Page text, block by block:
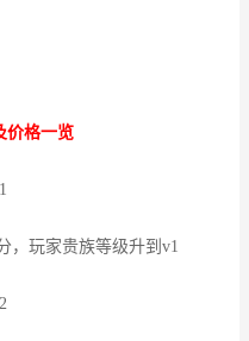
格一览
玩家贵族等级升到v1